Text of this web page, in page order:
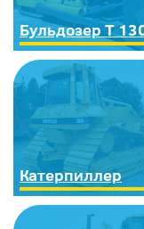
Бульдозер Т
Катерпиллер